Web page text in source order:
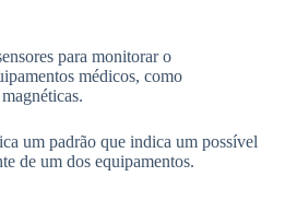
para monitorar o
médicos, como
um padrão que indica um possível
de um dos equipamentos.